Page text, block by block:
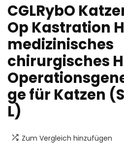
CGLRybO
Op Kastration
medizinisches
chirurgisches
ge für Katzen
L)
Zum Vergleich hinzufügen